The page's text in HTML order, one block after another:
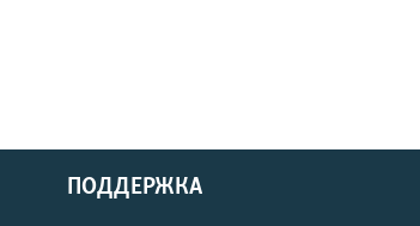
ПОДДЕРЖКА